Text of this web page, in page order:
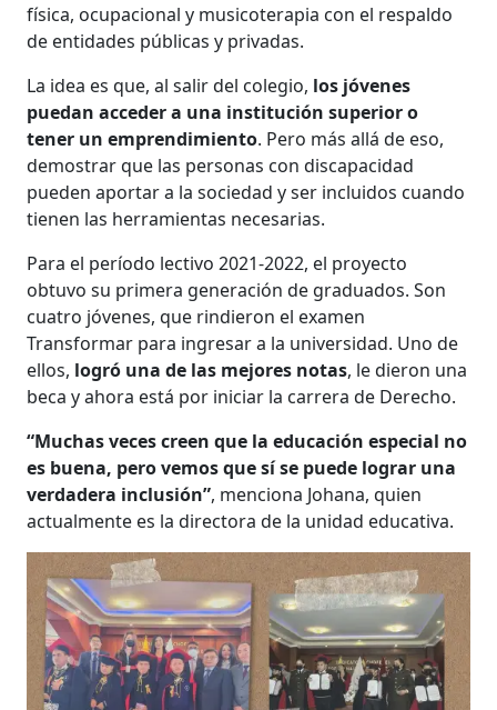
física, ocupacional y musicoterapia con el respaldo
de entidades públicas y privadas.
La idea es que, al salir del colegio, los jóvenes
puedan acceder a una institución superior o
tener un emprendimiento. Pero más allá de eso,
demostrar que las personas con discapacidad
pueden aportar a la sociedad y ser incluidos cuando
tienen las herramientas necesarias.
Para el período lectivo 2021-2022, el proyecto
obtuvo su primera generación de graduados. Son
cuatro jóvenes, que rindieron el examen
Transformar para ingresar a la universidad. Uno de
ellos, logró una de las mejores notas, le dieron una
beca y ahora está por iniciar la carrera de Derecho.
“Muchas veces creen que la educación especial no
es buena, pero vemos que sí se puede lograr una
verdadera inclusión”, menciona Johana, quien
actualmente es la directora de la unidad educativa.